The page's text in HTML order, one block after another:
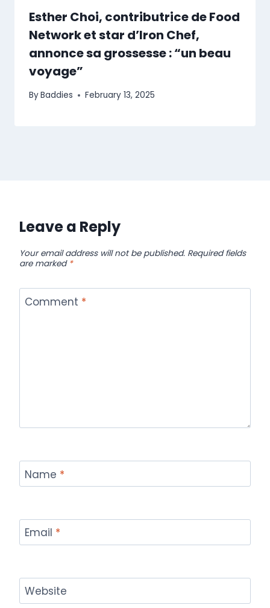
Esther Choi, contributrice de Food
Network et star d’Iron Chef,
annonce sa grossesse : “un beau
voyage”
ByBaddies February 13, 2025
Leave a Reply
Your email address will not be published. Required fields
are marked *
Comment *
Name *
Email *
Website